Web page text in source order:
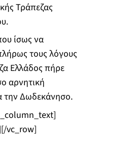
Τράπεζας
ίσως να
τους λόγους
Ελλάδος πήρε
αρνητική
την Δωδεκάνησο.
vc_row]